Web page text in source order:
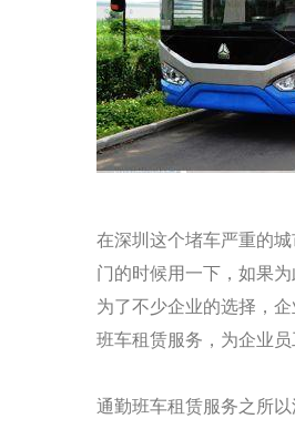
在深圳这个堵车严重的
门的时候用一下，如果
为了不少企业的选择，
班车租赁服务，为企业员
通勤班车租赁服务之所